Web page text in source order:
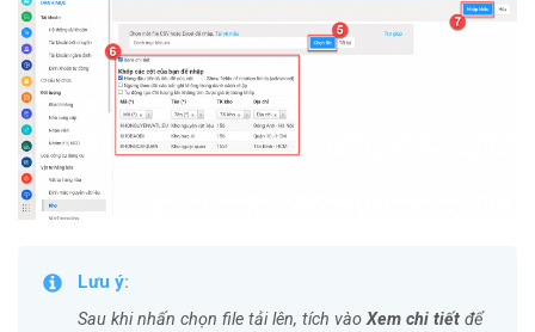
Lưu ý:
Sau khi nhấn chọn file tải lên, tích vàoXem chi tiết để